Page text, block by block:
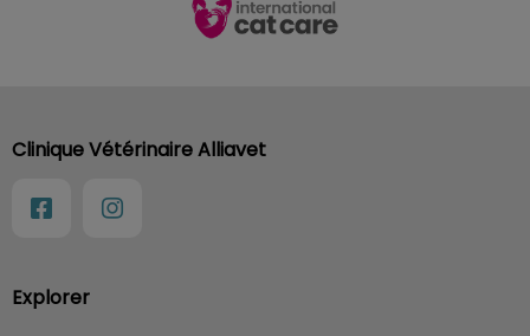
Explorer
Clinique Vétérinaire Alliavet